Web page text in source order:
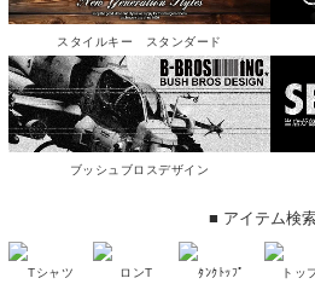
スタイルキー スタンダード
ブッシュブロスデザイン
■ アイテム検
Tシャツ ロンT ﾀﾝｸﾄｯﾌﾟ トッ